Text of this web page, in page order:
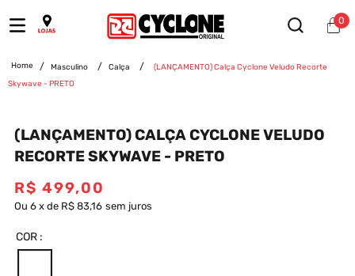
0
Masculino Calça
(LANÇAMENTO) Calça Cyclone Veludo Recorte
Skywave - PRETO
(LANÇAMENTO) CALÇA CYCLONE VELUDO
RECORTE SKYWAVE - PRETO
R$ 499,00
Ou 6 x de R$ 83,16 sem juros
COR